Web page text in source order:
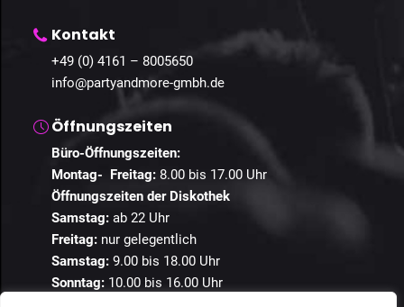
Kontakt
+49 (0) 4161 – 8005650
info@partyandmore-gmbh.de
Öffnungszeiten
Büro-Öffnungszeiten:
Montag- Freitag: 8.00 bis 17.00 Uhr
Öffnungszeiten der Diskothek
Samstag: ab 22 Uhr
Freitag: nur gelegentlich
Samstag: 9.00 bis 18.00 Uhr
Sonntag: 10.00 bis 16.00 Uhr